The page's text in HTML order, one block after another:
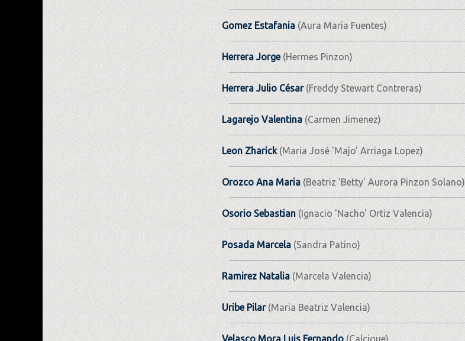
Gomez Estafania (Aura Maria Fuentes)
Herrera Jorge(Hermes Pinzon)
Herrera Julio César(Freddy Stewart Contreras)
Lagarejo Valentina (Carmen Jimenez)
Leon Zharick(Maria José 'Majo' Arriaga Lopez)
Orozco Ana Maria(Beatriz 'Betty' Aurora Pinzon Solano)
Osorio Sebastian(Ignacio 'Nacho' Ortiz Valencia)
Posada Marcela(Sandra Patino)
Ramirez Natalia(Marcela Valencia)
Uribe Pilar(Maria Beatriz Valencia)
Velasco Mora Luis Fernando(Calcique)